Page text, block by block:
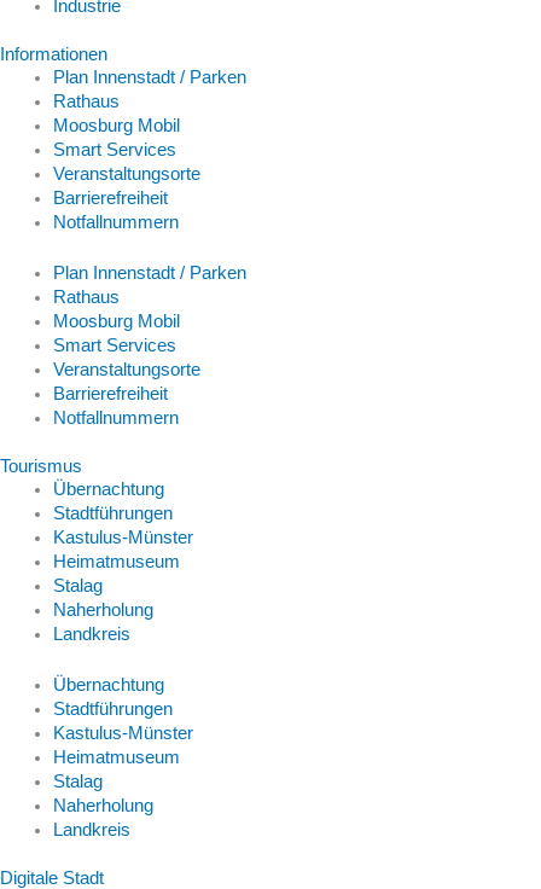
Industrie
Informationen
Plan Innenstadt / Parken
Rathaus
Moosburg Mobil
Smart Services
Veranstaltungsorte
Barrierefreiheit
Notfallnummern
Plan Innenstadt / Parken
Rathaus
Moosburg Mobil
Smart Services
Veranstaltungsorte
Barrierefreiheit
Notfallnummern
Tourismus
Übernachtung
Stadtführungen
Kastulus-Münster
Heimatmuseum
Stalag
Naherholung
Landkreis
Übernachtung
Stadtführungen
Kastulus-Münster
Heimatmuseum
Stalag
Naherholung
Landkreis
Digitale Stadt